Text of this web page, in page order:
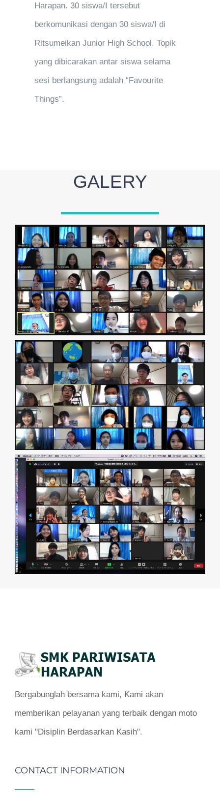
Harapan. 30 siswa/I tersebut
berkomunikasi dengan 30 siswa/I di
Ritsumeikan Junior High School. Topik
yang dibicarakan antar siswa selama
sesi berlangsung adalah “Favourite
Things”.
GALERY
Bergabunglah bersama kami, Kami akan
memberikan pelayanan yang terbaik dengan moto
kami "Disiplin Berdasarkan Kasih".
CONTACT INFORMATION